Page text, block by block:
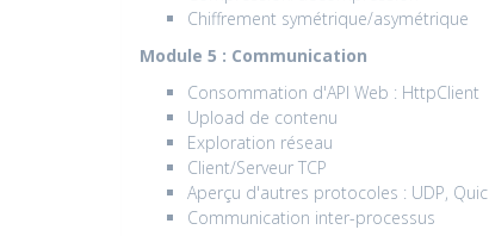
Chiffrement symétrique/asymétrique
Module 5 : Communication
Consommation d'API Web : HttpClient
Upload de contenu
Exploration réseau
Client/Serveur TCP
Aperçu d'autres protocoles : UDP, Quic
Communication inter-processus